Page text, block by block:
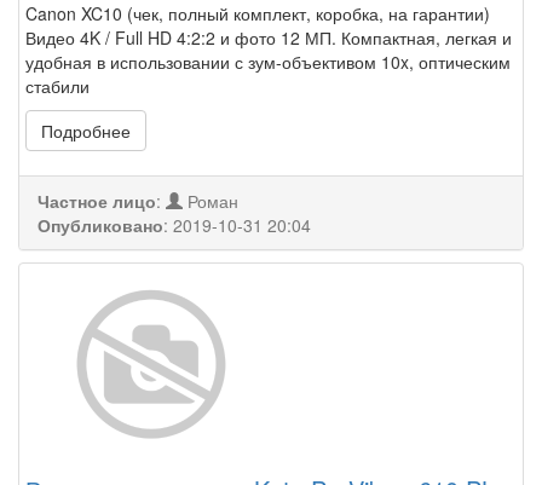
Canon XC10 (чек, полный комплект, коробка, на гарантии)
Видео 4K / Full HD 4:2:2 и фото 12 МП. Компактная, легкая и
удобная в использовании с зум-объективом 10x, оптическим
стабили
Подробнее
Частное лицо:
Роман
Опубликовано: 2019-10-31 20:04